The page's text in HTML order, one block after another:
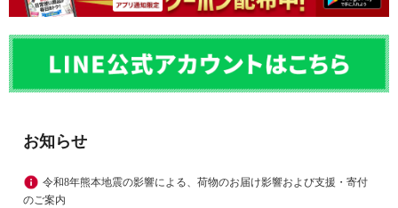
お知らせ
令和8年熊本地震の影響による、荷物のお届け影響および支援・寄付
のご案内